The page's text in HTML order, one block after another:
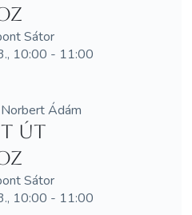
Sátor
10:00 - 11:00
Ádám
út
Sátor
10:00 - 11:00